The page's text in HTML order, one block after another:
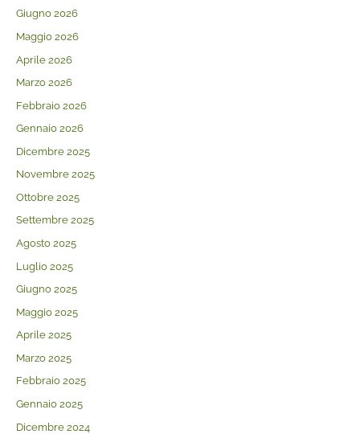
Giugno 2026
Maggio 2026
Aprile 2026
Marzo 2026
Febbraio 2026
Gennaio 2026
Dicembre 2025
Novembre 2025
Ottobre 2025
Settembre 2025
Agosto 2025
Luglio 2025
Giugno 2025
Maggio 2025
Aprile 2025
Marzo 2025
Febbraio 2025
Gennaio 2025
Dicembre 2024